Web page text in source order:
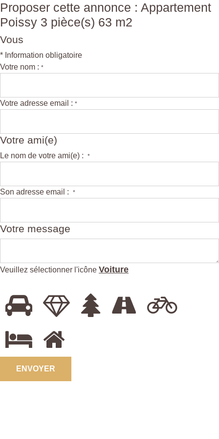
Proposer cette annonce : Appartement
Poissy 3 pièce(s) 63 m2
Vous
* Information obligatoire
Votre nom : *
Votre adresse email : *
Votre ami(e)
Le nom de votre ami(e) : *
Son adresse email : *
Votre message
Veuillez sélectionner l'icône Voiture
ENVOYER